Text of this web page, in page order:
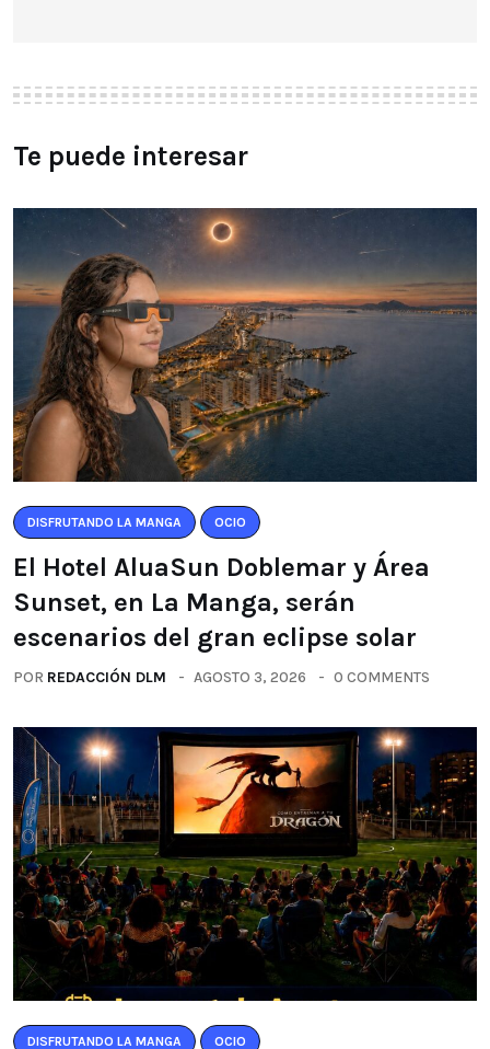
Te puede interesar
DISFRUTANDO LA MANGA OCIO
El Hotel AluaSun Doblemar y Área
Sunset, en La Manga, serán
escenarios del gran eclipse solar
POR REDACCIÓN DLM AGOSTO 3, 2026 0 COMMENTS
DISFRUTANDO LA MANGA OCIO